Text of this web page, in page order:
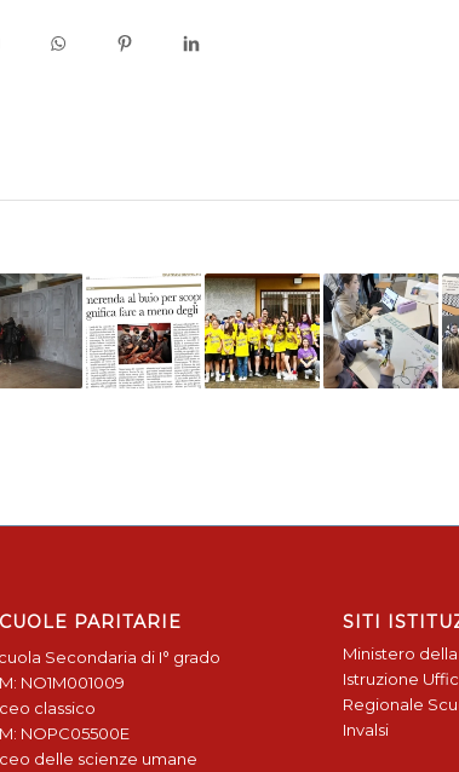
PARITARIE
Secondaria di I° grado
NO1M001009
classico
NOPC05500E
delle scienze umane
SITI
Ministero
Istruzione
Regionale
Invalsi